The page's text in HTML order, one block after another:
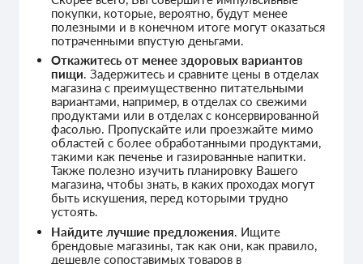
покупки, которые, вероятно, будут менее
полезными и в конечном итоге могут оказаться
потраченными впустую деньгами.
Откажитесь от менее здоровых вариантов
пищи. Задержитесь и сравните цены в отделах
магазина с преимущественно питательными
вариантами, например, в отделах со свежими
продуктами или в отделах с консервированной
фасолью. Пропускайте или проезжайте мимо
областей с более обработанными продуктами,
такими как печенье и газированные напитки.
Также полезно изучить планировку Вашего
магазина, чтобы знать, в каких проходах могут
быть искушения, перед которыми трудно
устоять.
Найдите лучшие предложения. Ищите
брендовые магазины, так как они, как правило,
дешевле сопоставимых товаров в